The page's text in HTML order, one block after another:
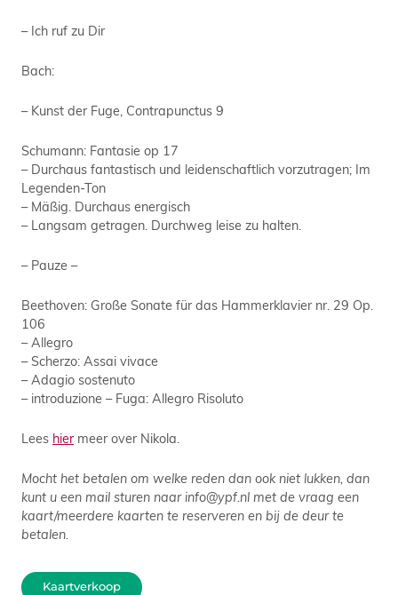
– Ich ruf zu Dir
Bach:
– Kunst der Fuge, Contrapunctus 9
Schumann: Fantasie op 17
– Durchaus fantastisch und leidenschaftlich vorzutragen; Im
Legenden-Ton
– Mäßig. Durchaus energisch
– Langsam getragen. Durchweg leise zu halten.
– Pauze –
Beethoven: Große Sonate für das Hammerklavier nr. 29 Op.
106
– Allegro
– Scherzo: Assai vivace
– Adagio sostenuto
– introduzione – Fuga: Allegro Risoluto
Lees hiermeer over Nikola.
Mocht het betalen om welke reden dan ook niet lukken, dan
kunt u een mail sturen naar info@ypf.nl met de vraag een
kaart/meerdere kaarten te reserveren en bij de deur te
betalen.
Kaartverkoop